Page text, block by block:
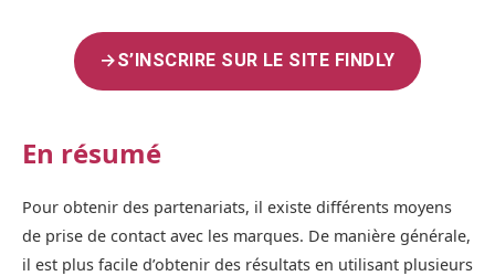
→S’INSCRIRE SUR LE SITE FINDLY
En résumé
Pour obtenir des partenariats, il existe différents moyens
de prise de contact avec les marques. De manière générale,
il est plus facile d’obtenir des résultats en utilisant plusieurs